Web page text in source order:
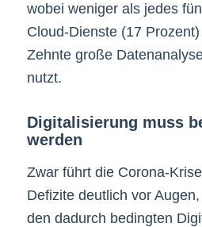
wobei weniger als jedes
Cloud-Dienste (17
Zehnte große
nutzt.
Digitalisierung muss
werden
Zwar führt die Corona-
Defizite deutlich vor
den dadurch bedingten